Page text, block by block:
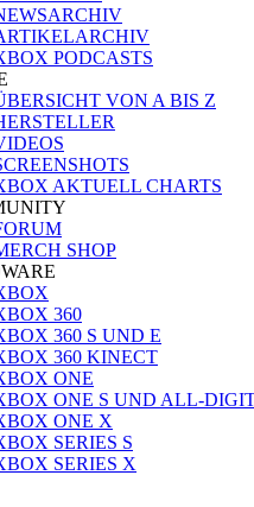
PODCASTS
VON A BIS Z
AKTUELL CHARTS
SHOP
360
360 S UND E
360 KINECT
ONE
ONE S UND ALL-
ONE X
SERIES S
SERIES X